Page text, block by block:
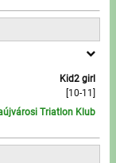
Kid2 girl
[10-11]
Triatlon Klub